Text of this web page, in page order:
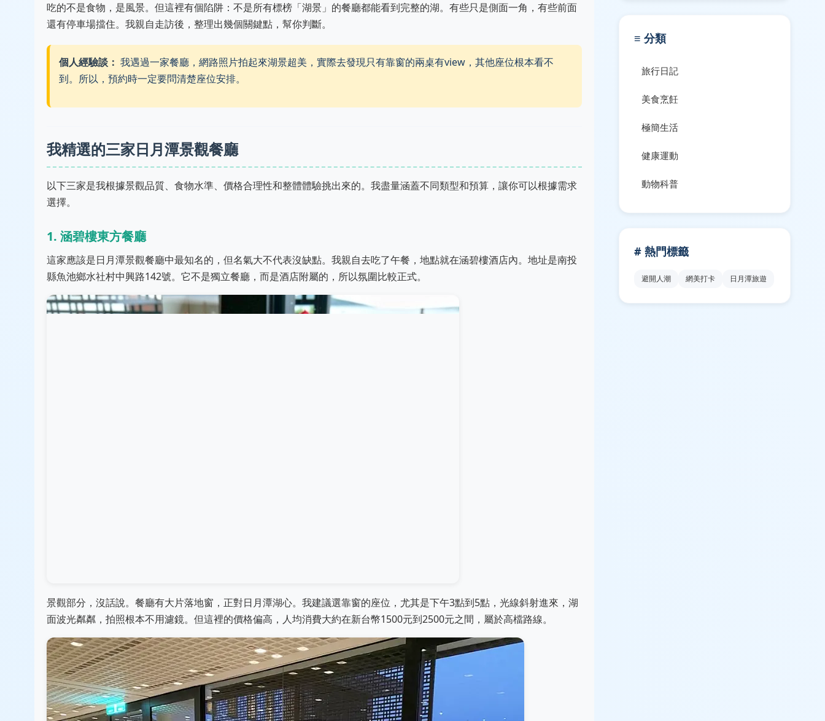
吃的不是食物，是風景。但這裡有個陷阱：不是所有標榜「湖景」的餐廳都能看到完整的湖。有些只是側面一角，有些前面
還有停車場擋住。我親自走訪後，整理出幾個關鍵點，幫你判斷。
個人經驗談： 我遇過一家餐廳，網路照片拍起來湖景超美，實際去發現只有靠窗的兩桌有view，其他座位根本看不
到。所以，預約時一定要問清楚座位安排。
我精選的三家日月潭景觀餐廳
以下三家是我根據景觀品質、食物水準、價格合理性和整體體驗挑出來的。我盡量涵蓋不同類型和預算，讓你可以根據需求
選擇。
1. 涵碧樓東方餐廳
這家應該是日月潭景觀餐廳中最知名的，但名氣大不代表沒缺點。我親自去吃了午餐，地點就在涵碧樓酒店內。地址是南投
縣魚池鄉水社村中興路142號。它不是獨立餐廳，而是酒店附屬的，所以氛圍比較正式。
景觀部分，沒話說。餐廳有大片落地窗，正對日月潭湖心。我建議選靠窗的座位，尤其是下午3點到5點，光線斜射進來，湖
面波光粼粼，拍照根本不用濾鏡。但這裡的價格偏高，人均消費大約在新台幣1500元到2500元之間，屬於高檔路線。
≡ 分類
旅行日記
美食烹飪
極簡生活
健康運動
動物科普
# 熱門標籤
避開人潮 網美打卡 日月潭旅遊